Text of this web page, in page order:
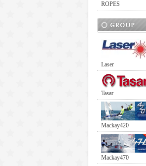
ROPES
Laser
Tasar
Mackay420
Mackay470